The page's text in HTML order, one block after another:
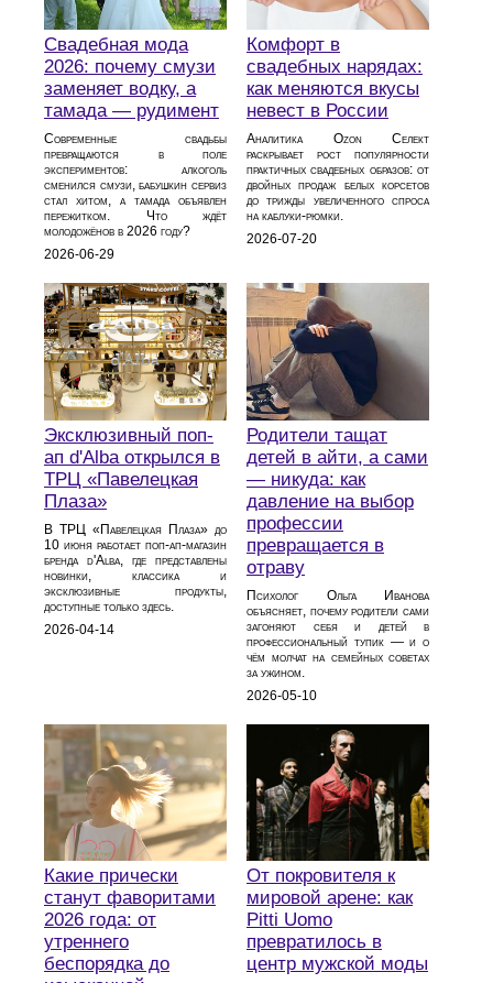
Свадебная мода
2026: почему смузи
заменяет водку, а
тамада — рудимент
Современные свадьбы
превращаются в поле
экспериментов: алкоголь
сменился смузи, бабушкин сервиз
стал хитом, а тамада объявлен
пережитком. Что ждёт
молодожёнов в 2026 году?
2026-06-29
Комфорт в
свадебных нарядах:
как меняются вкусы
невест в России
Аналитика Ozon Селект
раскрывает рост популярности
практичных свадебных образов: от
двойных продаж белых корсетов
до трижды увеличенного спроса
на каблуки‑рюмки.
2026-07-20
Эксклюзивный поп-
ап d'Alba открылся в
ТРЦ «Павелецкая
Плаза»
В ТРЦ «Павелецкая Плаза» до
10 июня работает поп-ап-магазин
бренда d'Alba, где представлены
новинки, классика и
эксклюзивные продукты,
доступные только здесь.
2026-04-14
Родители тащат
детей в айти, а сами
— никуда: как
давление на выбор
профессии
превращается в
отраву
Психолог Ольга Иванова
объясняет, почему родители сами
загоняют себя и детей в
профессиональный тупик — и о
чём молчат на семейных советах
за ужином.
2026-05-10
Какие прически
станут фаворитами
2026 года: от
утреннего
беспорядка до
От покровителя к
мировой арене: как
Pitti Uomo
превратилось в
центр мужской моды